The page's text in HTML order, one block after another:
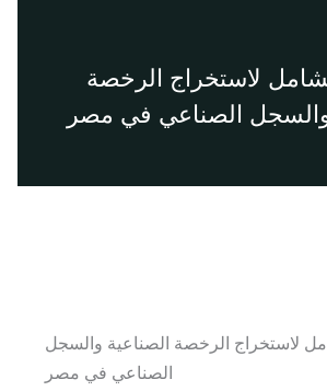
لاستخراج الرخصة
والسجل الصناعي في مصر​